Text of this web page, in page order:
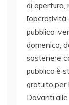
di apertura,
pubblico:
domenica,
sostenere
pubblico è
gratuito per
Davanti